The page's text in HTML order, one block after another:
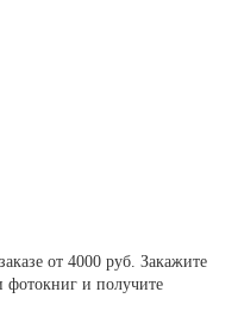
от 4000 руб. Закажите
фотокниг и получите